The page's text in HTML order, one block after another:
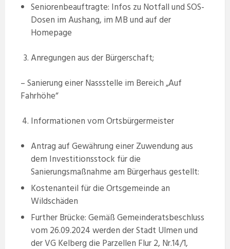
Seniorenbeauftragte: Infos zu Notfall und SOS-
Dosen im Aushang, im MB und auf der
Homepage
Anregungen aus der Bürgerschaft;
– Sanierung einer Nassstelle im Bereich „Auf
Fahrhöhe“
Informationen vom Ortsbürgermeister
Antrag auf Gewährung einer Zuwendung aus
dem Investitionsstock für die
Sanierungsmaßnahme am Bürgerhaus gestellt:
Kostenanteil für die Ortsgemeinde an
Wildschäden
Further Brücke: Gemäß Gemeinderatsbeschluss
vom 26.09.2024 werden der Stadt Ulmen und
der VG Kelberg die Parzellen Flur 2, Nr.14/1,